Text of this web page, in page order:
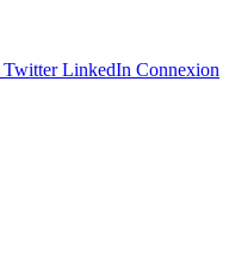
Twitter LinkedIn Connexion